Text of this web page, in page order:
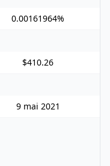
0.00161964%
$410.26
9 mai 2021